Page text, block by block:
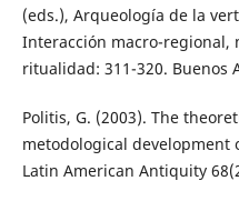
(eds.), Arqueología de la
Interacción macro-regional,
ritualidad: 311-320. Buenos
Politis, G. (2003). The
metodological development
Latin American Antiquity